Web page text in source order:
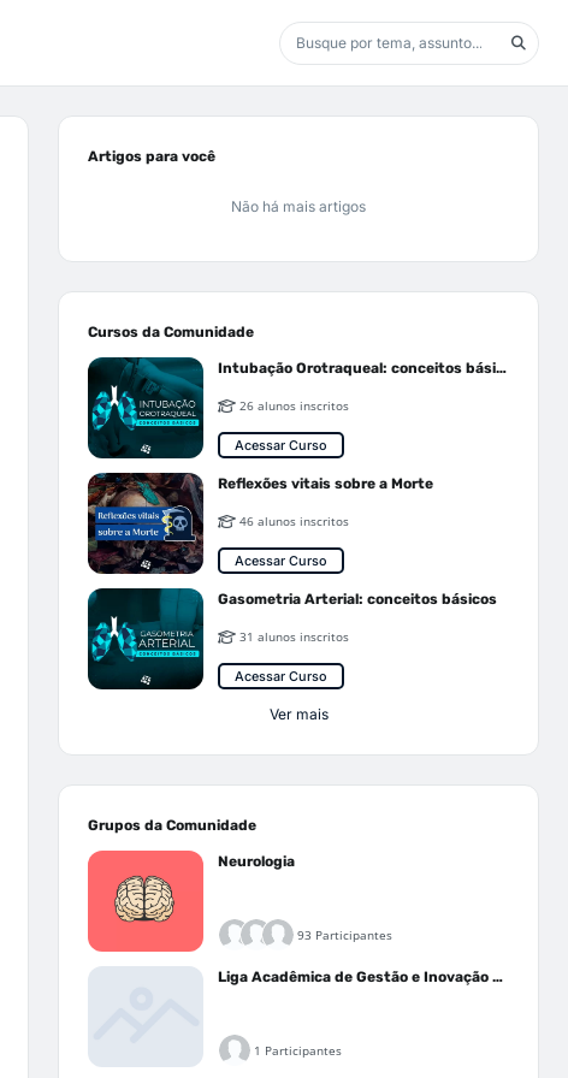
Artigos para você
Não há mais artigos
Cursos da Comunidade
Intubação Orotraqueal: conceitos básicos
26 alunos inscritos
Acessar Curso
Reflexões vitais sobre a Morte
46 alunos inscritos
Acessar Curso
Gasometria Arterial: conceitos básicos
31 alunos inscritos
Acessar Curso
Ver mais
Grupos da Comunidade
Neurologia
93 Participantes
Liga Acadêmica de Gestão e Inovação Médica - LAGIM
1 Participantes